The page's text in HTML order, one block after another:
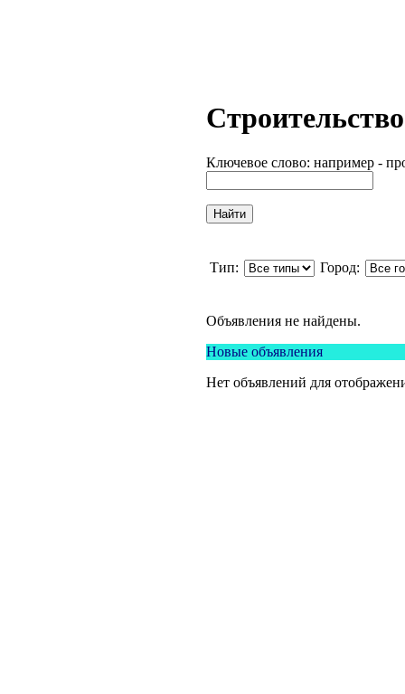
Ключевое слово: например -
Тип: Город:
Объявления не найдены.
Новые объявления
Нет объявлений для